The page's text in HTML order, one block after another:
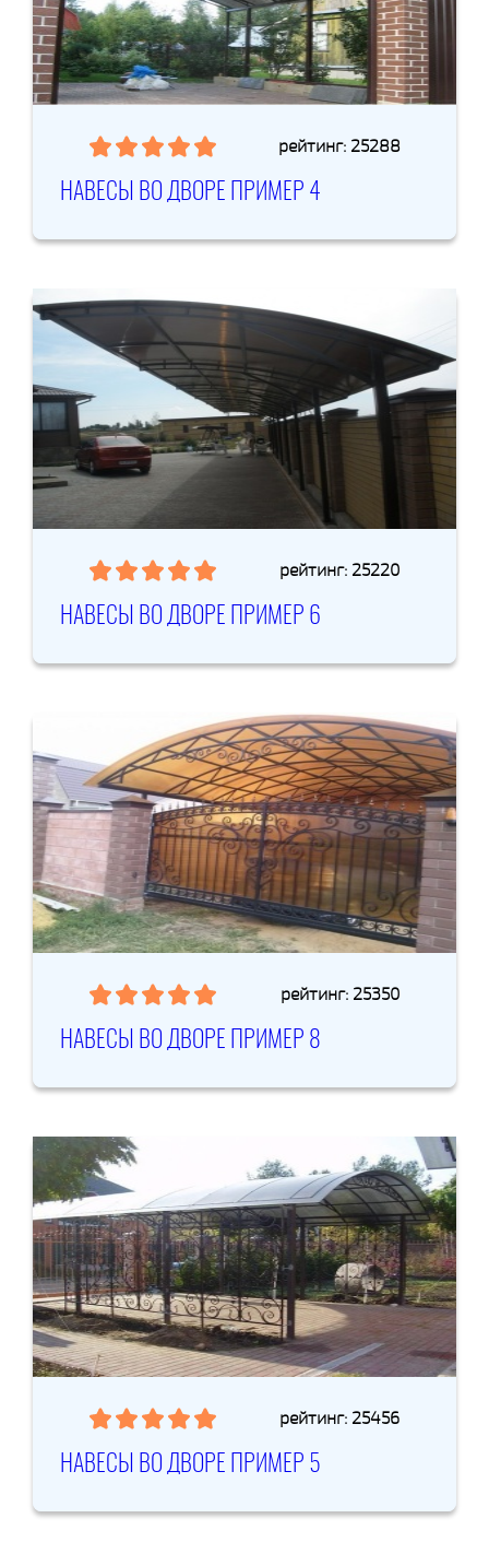
рейтинг: 25288
НАВЕСЫ ВО ДВОРЕ ПРИМЕР 4
рейтинг: 25220
НАВЕСЫ ВО ДВОРЕ ПРИМЕР 6
рейтинг: 25350
НАВЕСЫ ВО ДВОРЕ ПРИМЕР 8
рейтинг: 25456
НАВЕСЫ ВО ДВОРЕ ПРИМЕР 5